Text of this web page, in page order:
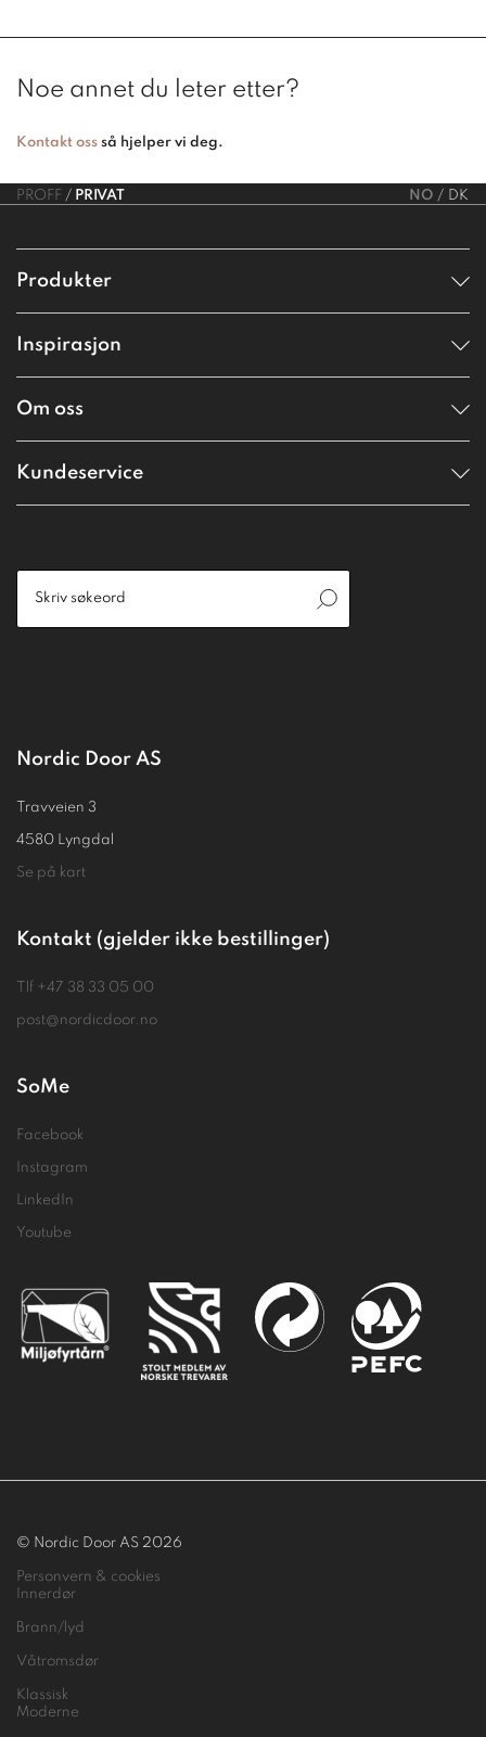
Noe annet du leter etter?
Kontakt oss så hjelper vi deg.
PROFF PRIVAT NO DK
Produkter
Inspirasjon
Om oss
Kundeservice
Nordic Door AS
Travveien 3
4580 Lyngdal
Se på kart
Kontakt (gjelder ikke bestillinger)
Tlf +47 38 33 05 00
post@nordicdoor.no
SoMe
Facebook
Instagram
LinkedIn
Youtube
© Nordic Door AS 2026
Personvern & cookies
Innerdør
Brann/lyd
Våtromsdør
Klassisk
Moderne